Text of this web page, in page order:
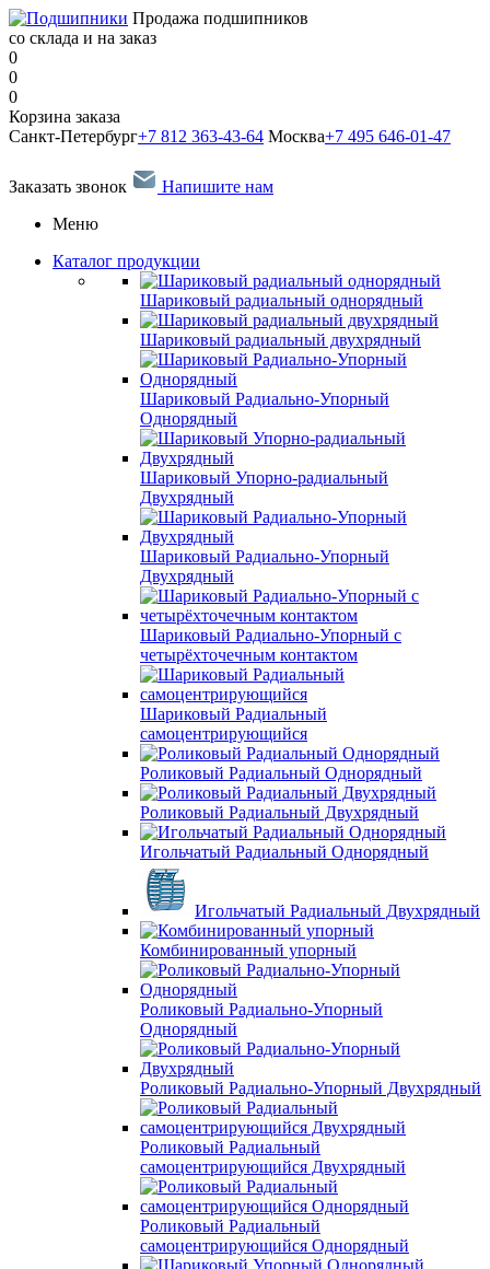
Продажа подшипников
со склада и на заказ
0
0
0
Корзина заказа
Санкт-Петербург+7 812 363-43-64 Москва+7 495 646-01-47
Заказать звонок
Напишите нам
Меню
Каталог продукции
Шариковый радиальный однорядный
Шариковый радиальный двухрядный
Шариковый Радиально-Упорный
Однорядный
Шариковый Упорно-радиальный
Двухрядный
Шариковый Радиально-Упорный
Двухрядный
Шариковый Радиально-Упорный с
четырёхточечным контактом
Шариковый Радиальный
самоцентрирующийся
Роликовый Радиальный Однорядный
Роликовый Радиальный Двухрядный
Игольчатый Радиальный Однорядный
Игольчатый Радиальный Двухрядный
Комбинированный упорный
Роликовый Радиально-Упорный
Однорядный
Роликовый Радиально-Упорный Двухрядный
Роликовый Радиальный
самоцентрирующийся Двухрядный
Роликовый Радиальный
самоцентрирующийся Однорядный